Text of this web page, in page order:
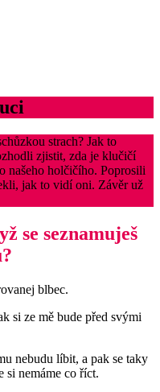
strach? Jak to
zjistit, zda je klučičí
našeho holčičího. Poprosili
jak to vidí oni. Závěr už
se seznamuješ
blbec.
si ze mě bude před svými
nebudu líbit, a pak se taky
si nemáme co říct.